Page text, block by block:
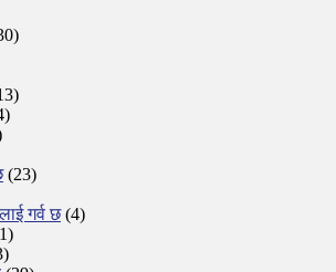
(23)
गर्व छ(4)